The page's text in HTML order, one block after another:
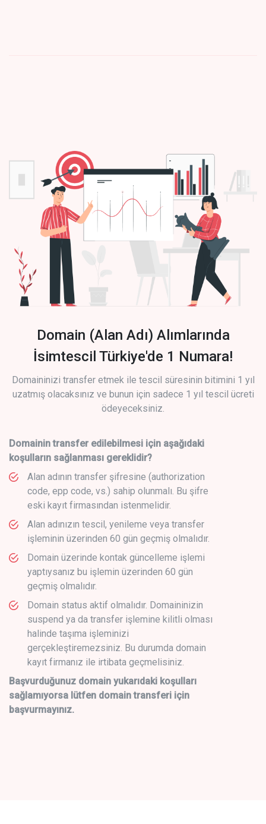
Domain (Alan Adı) Alımlarında
İsimtescil Türkiye'de 1 Numara!
Domaininizi transfer etmek ile tescil süresinin bitimini 1 yıl
uzatmış olacaksınız ve bunun için sadece 1 yıl tescil ücreti
ödeyeceksiniz.
Domainin transfer edilebilmesi için aşağıdaki
koşulların sağlanması gereklidir?
Alan adının transfer şifresine (authorization
code, epp code, vs.) sahip olunmalı. Bu şifre
eski kayıt firmasından istenmelidir.
Alan adınızın tescil, yenileme veya transfer
işleminin üzerinden 60 gün geçmiş olmalıdır.
Domain üzerinde kontak güncelleme işlemi
yaptıysanız bu işlemin üzerinden 60 gün
geçmiş olmalıdır.
Domain status aktif olmalıdır. Domaininizin
suspend ya da transfer işlemine kilitli olması
halinde taşıma işleminizi
gerçekleştiremezsiniz. Bu durumda domain
kayıt firmanız ile irtibata geçmelisiniz.
Başvurduğunuz domain yukarıdaki koşulları
sağlamıyorsa lütfen domain transferi için
başvurmayınız.